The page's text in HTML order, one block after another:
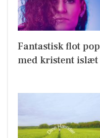
Fantastisk flot pop
med kristent islæt